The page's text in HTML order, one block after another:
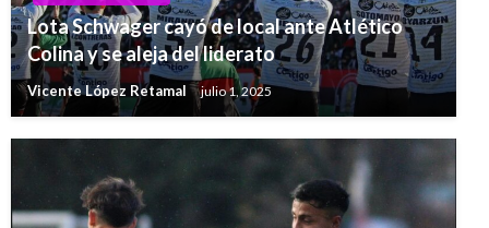
Lota Schwager cayó de local ante Atlético
Colina y se aleja del liderato
Vicente López Retamal julio 1, 2025